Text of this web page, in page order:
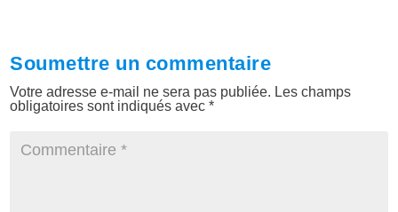
Soumettre un commentaire
Votre adresse e-mail ne sera pas publiée. Les champs
obligatoires sont indiqués avec*